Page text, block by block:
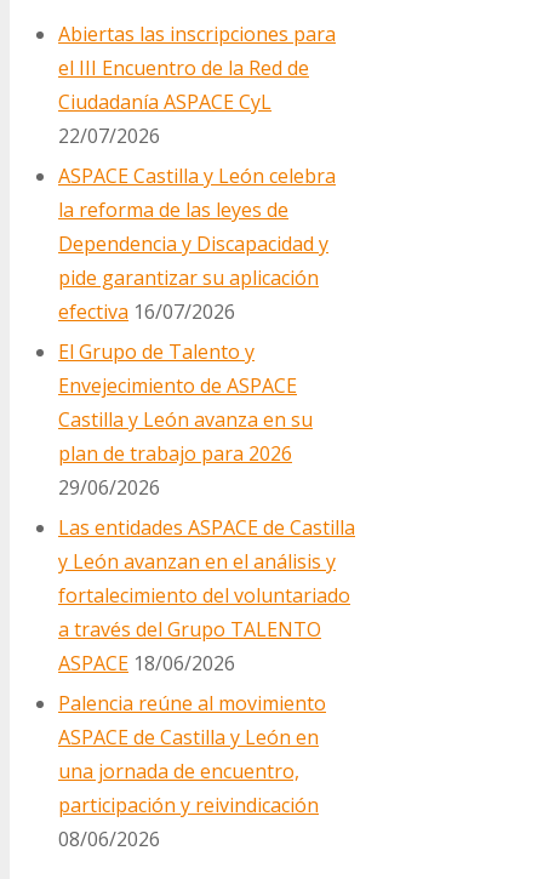
Abiertas las inscripciones para
el III Encuentro de la Red de
Ciudadanía ASPACE CyL
22/07/2026
ASPACE Castilla y León celebra
la reforma de las leyes de
Dependencia y Discapacidad y
pide garantizar su aplicación
efectiva 16/07/2026
El Grupo de Talento y
Envejecimiento de ASPACE
Castilla y León avanza en su
plan de trabajo para 2026
29/06/2026
Las entidades ASPACE de Castilla
y León avanzan en el análisis y
fortalecimiento del voluntariado
a través del Grupo TALENTO
ASPACE 18/06/2026
Palencia reúne al movimiento
ASPACE de Castilla y León en
una jornada de encuentro,
participación y reivindicación
08/06/2026